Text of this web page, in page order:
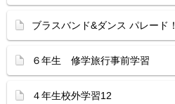
ブラスバンド&ダンス パレード！
６年生 修学旅行事前学習
４年生校外学習12